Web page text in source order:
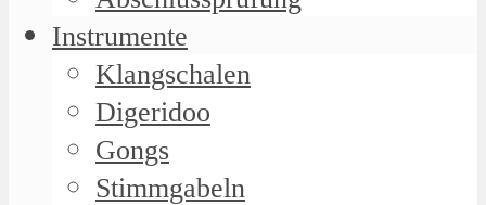
Instrumente
Klangschalen
Digeridoo
Gongs
Stimmgabeln